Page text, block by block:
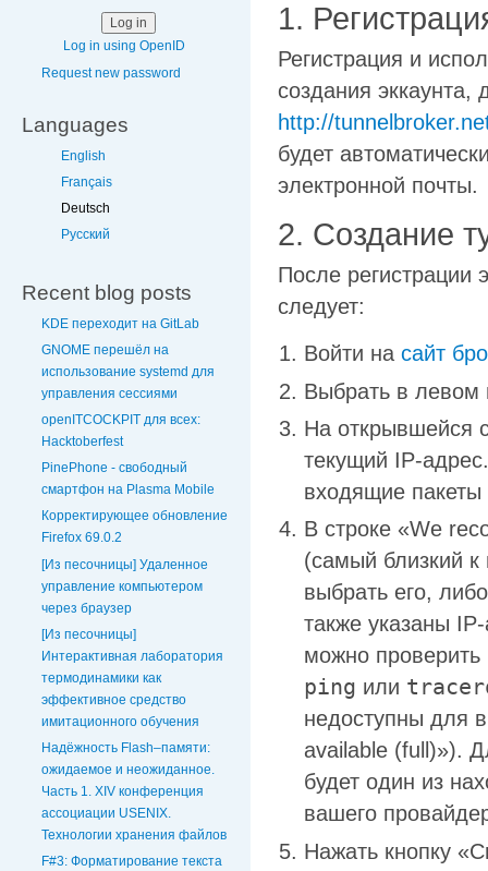
Log in using OpenID
Request new password
Languages
English
Français
Deutsch
Русский
Recent blog posts
KDE переходит на GitLab
GNOME перешёл на
использование systemd для
управления сессиями
openITCOCKPIT для всех:
Hacktoberfest
PinePhone - свободный
смартфон на Plasma Mobile
Корректирующее обновление
Firefox 69.0.2
[Из песочницы] Удаленное
управление компьютером
через браузер
[Из песочницы]
Интерактивная лаборатория
термодинамики как
эффективное средство
имитационного обучения
Надёжность Flash–памяти:
ожидаемое и неожиданное.
Часть 1. XIV конференция
ассоциации USENIX.
Технологии хранения файлов
F#3: Форматирование текста
1.
Регистрация и
создания эккаунта,
http://
будет
электронной почты.
2. Создание
После регистрации
следует:
Войти на сайт
Выбрать в левом
На открывшейся
текущий IP-
входящие
В строке «We
(самый близкий
выбрать его,
также указаны
можно
ping или
недоступны для
available (full)»).
будет один из
вашего
Нажать кнопку